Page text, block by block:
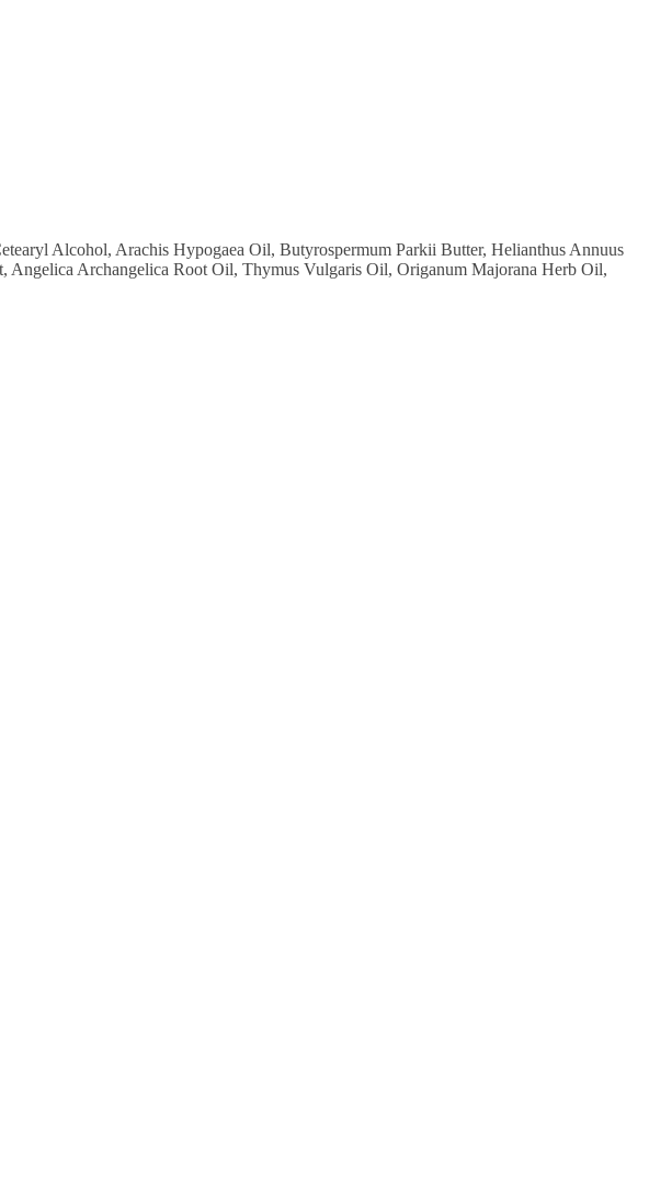
Alcohol, Arachis Hypogaea Oil, Butyrospermum Parkii Butter, Helianthus Annuus
Archangelica Root Oil, Thymus Vulgaris Oil, Origanum Majorana Herb Oil,